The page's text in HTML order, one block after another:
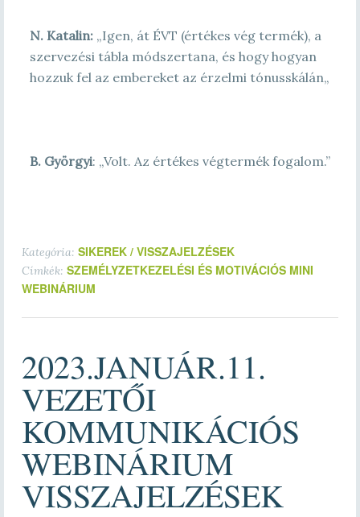
N. Katalin:„Igen, át ÉVT (értékes vég termék), a
szervezési tábla módszertana, és hogy hogyan
hozzuk fel az embereket az érzelmi tónusskálán„
B. Györgyi: „Volt. Az értékes végtermék fogalom.”
Kategória: SIKEREK / VISSZAJELZÉSEK
Címkék: SZEMÉLYZETKEZELÉSI ÉS MOTIVÁCIÓS MINI
WEBINÁRIUM
2023.JANUÁR.11.
VEZETŐI
KOMMUNIKÁCIÓS
WEBINÁRIUM
VISSZAJELZÉSEK